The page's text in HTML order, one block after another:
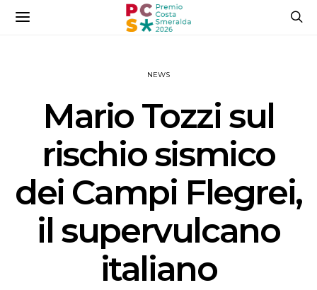
NEWS
Mario Tozzi sul
rischio sismico
dei Campi Flegrei,
il supervulcano
italiano